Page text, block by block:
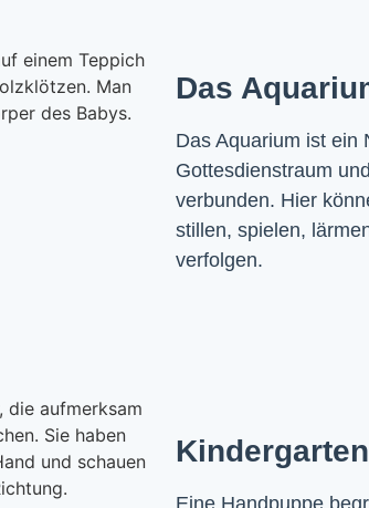
Das
Das Aquarium ist ein
Gottesdienstraum
verbunden. Hier
stillen, spielen,
verfolgen.